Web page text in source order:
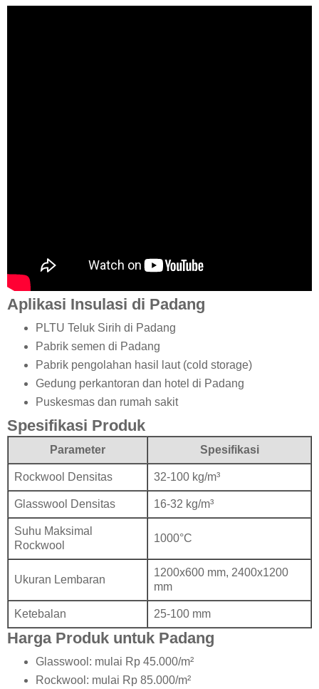
Aplikasi Insulasi di Padang
PLTU Teluk Sirih di Padang
Pabrik semen di Padang
Pabrik pengolahan hasil laut (cold storage)
Gedung perkantoran dan hotel di Padang
Puskesmas dan rumah sakit
Spesifikasi Produk
Parameter Spesifikasi
Rockwool Densitas 32-100 kg/m³
Glasswool Densitas 16-32 kg/m³
Suhu Maksimal
Rockwool
1000°C
Ukuran Lembaran
1200x600 mm, 2400x1200
mm
Ketebalan 25-100 mm
Harga Produk untuk Padang
Glasswool: mulai Rp 45.000/m²
Rockwool: mulai Rp 85.000/m²